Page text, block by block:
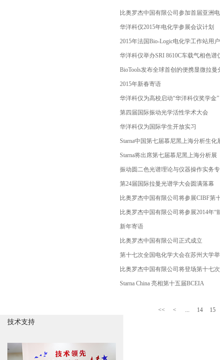
比奥罗杰中国有限公司参加首届亚洲
华洋科仪2015年电化学参展会议计划
2015年法国Bio-Logic电化学工作站用
华洋科仪举办SRI 8610C车载气相色谱
BioTools发布全球首创的便携显微拉
2015年新春寄语
华洋科仪为高校启动“华洋科仪奖学金”
第四届国际振动光学活性学术大会
华洋科仪为国际学生开放实习
Starna中国第七届慕尼黑上海分析生化
Starna将出席第七届慕尼黑上海分析展
振动圆二色光谱理论与仪器操作实务
第24届国际拉曼光谱学大会圆满落幕
比奥罗杰中国有限公司将参展CIBF第
比奥罗杰中国有限公司将参展2014年“
新年寄语
比奥罗杰中国有限公司正式成立
第十七次全国电化学大会在苏州大学
比奥罗杰中国有限公司将登场第十七
Starna China 亮相第十五届BCEIA
<< < ... 14 15
技术支持